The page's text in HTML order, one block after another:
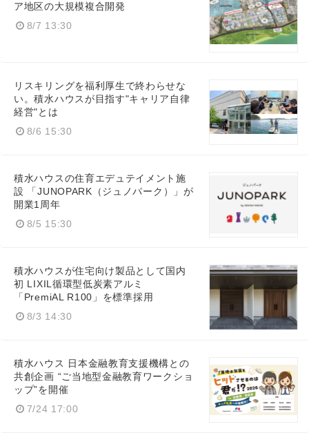
ア地区の大規模複合開発
8/7 13:30
リスキリングを福利厚生で終わらせな
い。積水ハウスが目指す"キャリア自律
経営"とは
8/6 15:30
積水ハウスの住育エデュテイメント施
設 「JUNOPARK（ジュノパーク）」が
開業1周年
8/5 15:30
積水ハウスが住宅向け製品として国内
初 LIXIL循環型低炭素アルミ
「PremiAL R100」を標準採用
8/3 14:30
積水ハウス 日本金融教育支援機構との
共創企画 “ご当地型金融教育ワークショ
ップ”を開催
7/24 17:00